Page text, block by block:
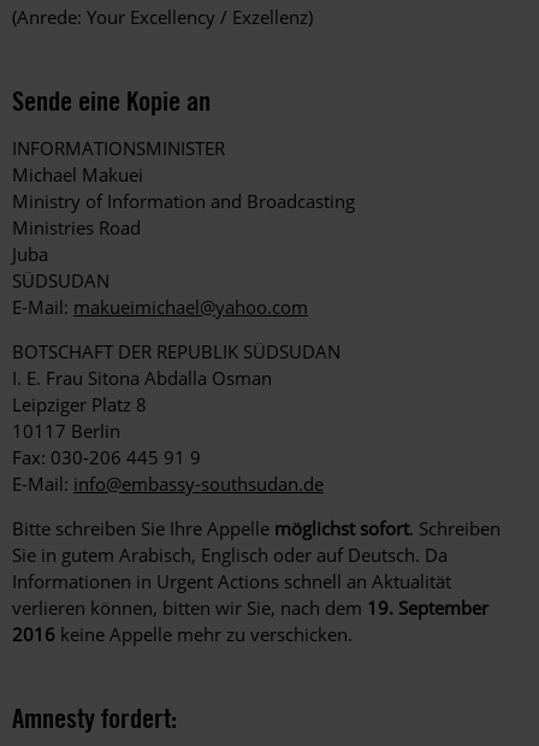
(Anrede: Your Excellency / Exzellenz)
Sende eine Kopie an
INFORMATIONSMINISTER
Michael Makuei
Ministry of Information and Broadcasting
Ministries Road
Juba
SÜDSUDAN
E-Mail: makueimichael@yahoo.com
BOTSCHAFT DER REPUBLIK SÜDSUDAN
I. E. Frau Sitona Abdalla Osman
Leipziger Platz 8
10117 Berlin
Fax: 030-206 445 91 9
E-Mail: info@embassy-southsudan.de
Bitte schreiben Sie Ihre Appelle möglichst sofort. Schreiben
Sie in gutem Arabisch, Englisch oder auf Deutsch. Da
Informationen in Urgent Actions schnell an Aktualität
verlieren können, bitten wir Sie, nach dem 19. September
2016 keine Appelle mehr zu verschicken.
Amnesty fordert: